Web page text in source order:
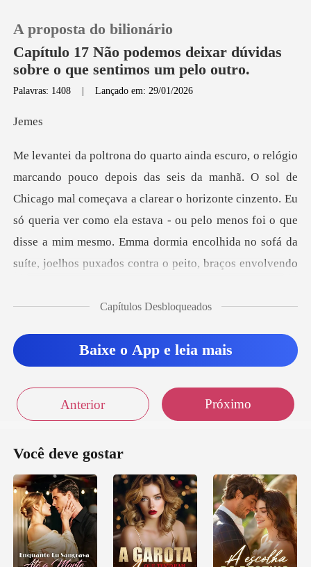
Histórico
Sair
Baixar App
A proposta do bilionário
Capítulo 17 Não podemos deixar dúvidas
sobre o que sentimos um pelo outro.
Palavras: 1408 |Lançado em: 29/01/2026
e
o mal começava a clarear o horizonte cinzento. Eu
só queria ver como ela estava - ou pelo menos foi o que
disse a
Capítulos Desbloqueados
Baixe o App e leia mais
Anterior Próximo
Você deve gostar